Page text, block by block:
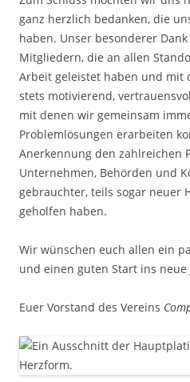
ganz herzlich bedanken, die
haben. Unser besonderer
Mitgliedern, die an allen
Arbeit geleistet haben und mit
stets motivierend,
mit denen wir gemeinsam
Problemlösungen erarbeiten
Anerkennung den zahlreichen
Unternehmen, Behörden und
gebrauchter, teils sogar neuer
geholfen haben.
Wir wünschen euch allen ein
und einen guten Start ins neue
Euer Vorstand des Vereins